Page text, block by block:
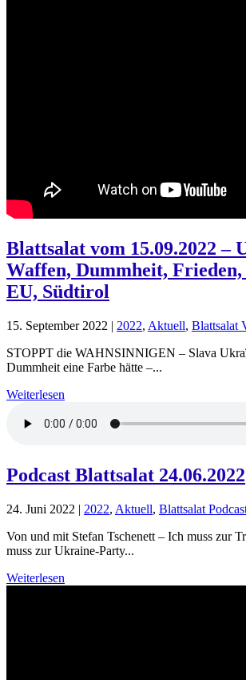
Blattsalat vom 15.09.2022 –
Waffen, Dummheit,
EU, Südtirol
15. September 2022 | 2022, Aktuell, Blattsalat
STOPPT die WAHNSINNIGEN – Slava
Dummheit eine Farbe hätte –...
Weiterlesen
Podcast Blattsalat 24.06.2022
24. Juni 2022 | 2022, Aktuell, Blattsalat
Von und mit Stefan Tschenett – Ich muss zur
muss zur Ukraine-Party...
Weiterlesen